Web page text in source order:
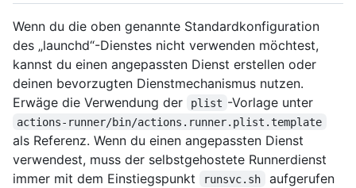
Wenn du die oben genannte Standardkonfiguration
des „launchd“-Dienstes nicht verwenden möchtest,
kannst du einen angepassten Dienst erstellen oder
deinen bevorzugten Dienstmechanismus nutzen.
Erwäge die Verwendung der
plist -Vorlage unter
actions-runner/bin/actions.runner.plist.template
als Referenz. Wenn du einen angepassten Dienst
verwendest, muss der selbstgehostete Runnerdienst
immer mit dem Einstiegspunkt
runsvc.sh
aufgerufen